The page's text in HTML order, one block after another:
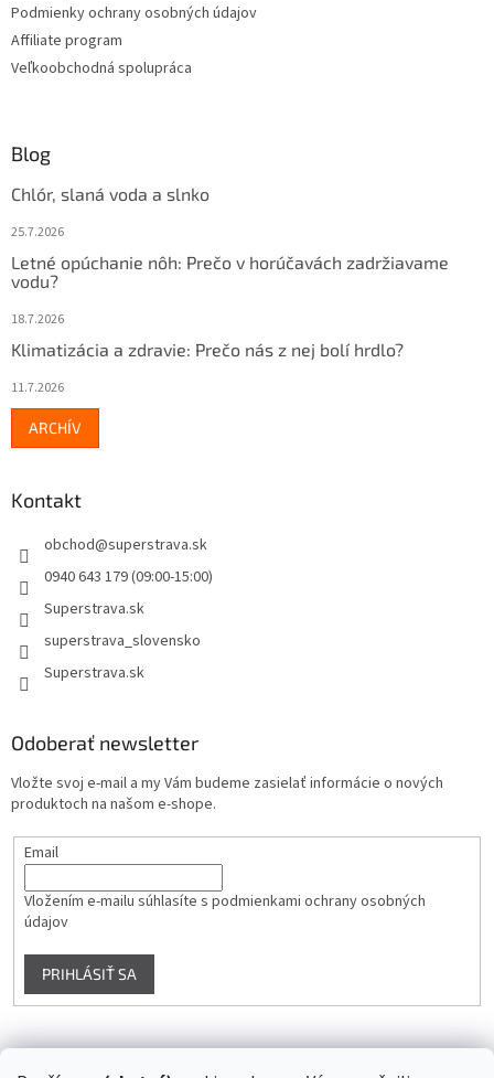
Podmienky ochrany osobných údajov
Affiliate program
Veľkoobchodná spolupráca
Blog
Chlór, slaná voda a slnko
25.7.2026
Letné opúchanie nôh: Prečo v horúčavách zadržiavame
vodu?
18.7.2026
Klimatizácia a zdravie: Prečo nás z nej bolí hrdlo?
11.7.2026
ARCHÍV
Kontakt
obchod@superstrava.sk
0940 643 179 (09:00-15:00)
Superstrava.sk
superstrava_slovensko
Superstrava.sk
Odoberať newsletter
Vložte svoj e-mail a my Vám budeme zasielať informácie o nových
produktoch na našom e-shope.
Email
Vložením e-mailu súhlasíte s podmienkami ochrany osobných
údajov
PRIHLÁSIŤ SA